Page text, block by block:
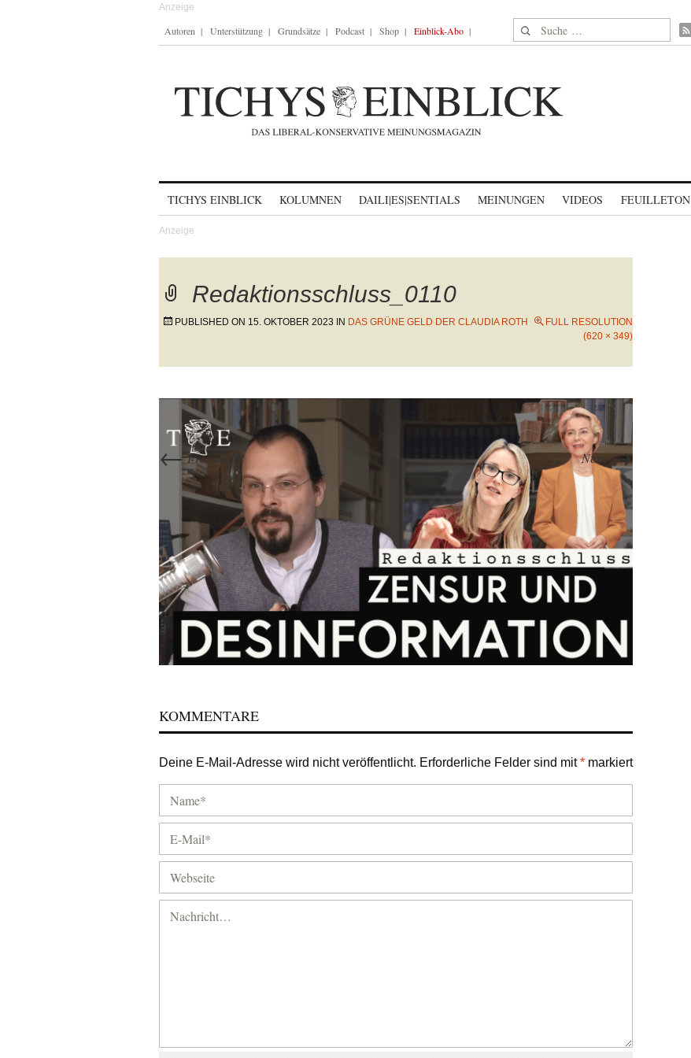
Autoren Unterstützung Grundsätze Podcast Shop Einblick-Abo Suche nach:
TICHYS EINBLICK KOLUMNEN DAILI|ES|SENTIALS MEINUNGEN VIDEOS FEUILLETON
Redaktionsschluss_0110
PUBLISHED ON 15. OKTOBER 2023 IN DAS GRÜNE GELD DER CLAUDIA ROTH
FULL RESOLUTION
(620 × 349)
←Previous Next→
KOMMENTARE
Deine E-Mail-Adresse wird nicht veröffentlicht. Erforderliche Felder sind mit* markiert